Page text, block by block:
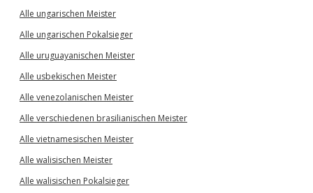
Alle ungarischen Meister
Alle ungarischen Pokalsieger
Alle uruguayanischen Meister
Alle usbekischen Meister
Alle venezolanischen Meister
Alle verschiedenen brasilianischen Meister
Alle vietnamesischen Meister
Alle walisischen Meister
Alle walisischen Pokalsieger